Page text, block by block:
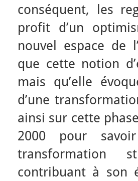
conséquent, les
profit d’un
nouvel espace de
que cette notion
mais qu’elle
d’une
ainsi sur cette
2000 pour
transformation
contribuant à son